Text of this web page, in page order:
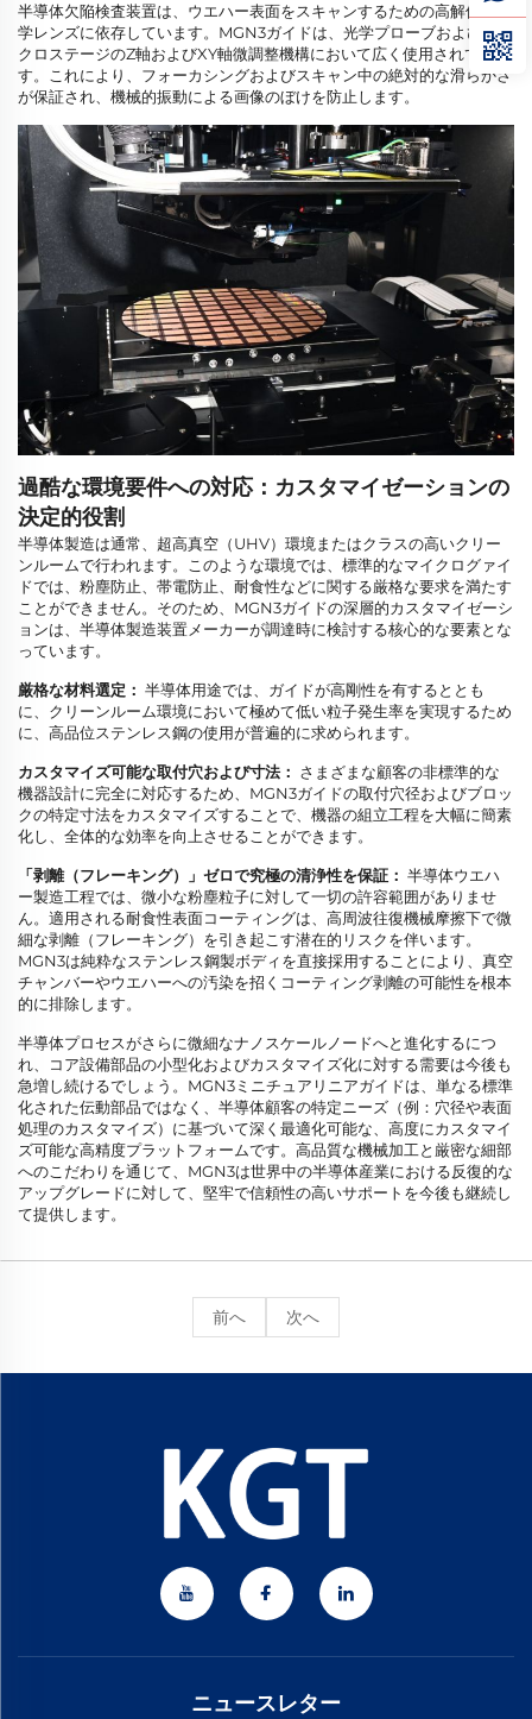
半導体欠陥検査装置は、ウエハー表面をスキャンするための高解像度光
学レンズに依存しています。MGN3ガイドは、光学プローブおよびマイ
クロステージのZ軸およびXY軸微調整機構において広く使用されていま
す。これにより、フォーカシングおよびスキャン中の絶対的な滑らかさ
が保証され、機械的振動による画像のぼけを防止します。
過酷な環境要件への対応：カスタマイゼーションの
決定的役割
半導体製造は通常、超高真空（UHV）環境またはクラスの高いクリー
ンルームで行われます。このような環境では、標準的なマイクログァイ
ドでは、粉塵防止、帯電防止、耐食性などに関する厳格な要求を満たす
ことができません。そのため、MGN3ガイドの深層的カスタマイゼーシ
ョンは、半導体製造装置メーカーが調達時に検討する核心的な要素とな
っています。
厳格な材料選定： 半導体用途では、ガイドが高剛性を有するととも
に、クリーンルーム環境において極めて低い粒子発生率を実現するため
に、高品位ステンレス鋼の使用が普遍的に求められます。
カスタマイズ可能な取付穴および寸法： さまざまな顧客の非標準的な
機器設計に完全に対応するため、MGN3ガイドの取付穴径およびブロッ
クの特定寸法をカスタマイズすることで、機器の組立工程を大幅に簡素
化し、全体的な効率を向上させることができます。
「剥離（フレーキング）」ゼロで究極の清浄性を保証： 半導体ウエハ
ー製造工程では、微小な粉塵粒子に対して一切の許容範囲がありませ
ん。適用される耐食性表面コーティングは、高周波往復機械摩擦下で微
細な剥離（フレーキング）を引き起こす潜在的リスクを伴います。
MGN3は純粋なステンレス鋼製ボディを直接採用することにより、真空
チャンバーやウエハーへの汚染を招くコーティング剥離の可能性を根本
的に排除します。
半導体プロセスがさらに微細なナノスケールノードへと進化するにつ
れ、コア設備部品の小型化およびカスタマイズ化に対する需要は今後も
急増し続けるでしょう。MGN3ミニチュアリニアガイドは、単なる標準
化された伝動部品ではなく、半導体顧客の特定ニーズ（例：穴径や表面
処理のカスタマイズ）に基づいて深く最適化可能な、高度にカスタマイ
ズ可能な高精度プラットフォームです。高品質な機械加工と厳密な細部
へのこだわりを通じて、MGN3は世界中の半導体産業における反復的な
アップグレードに対して、堅牢で信頼性の高いサポートを今後も継続し
て提供します。
前へ 次へ
ニュースレター